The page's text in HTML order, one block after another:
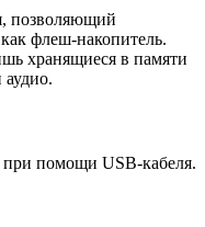
позволяющий
флеш-накопитель.
хранящиеся в памяти
при помощи USB-кабеля.